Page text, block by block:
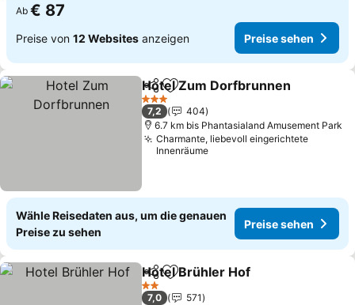
Ab € 87
Preise von 12 Websites anzeigen Preise sehen
TeilenZu Favoriten hinzufügen
Hotel Zum Dorfbrunnen
3 Sterne
7,2
404
6.7 km bis Phantasialand Amusement Park
Charmante, liebevoll eingerichtete
Innenräume
Wähle Reisedaten aus, um die genauen
Preise zu sehen
Preise sehen
TeilenZu Favoriten hinzufügen
Hotel Brühler Hof
2 Sterne
7,0 571